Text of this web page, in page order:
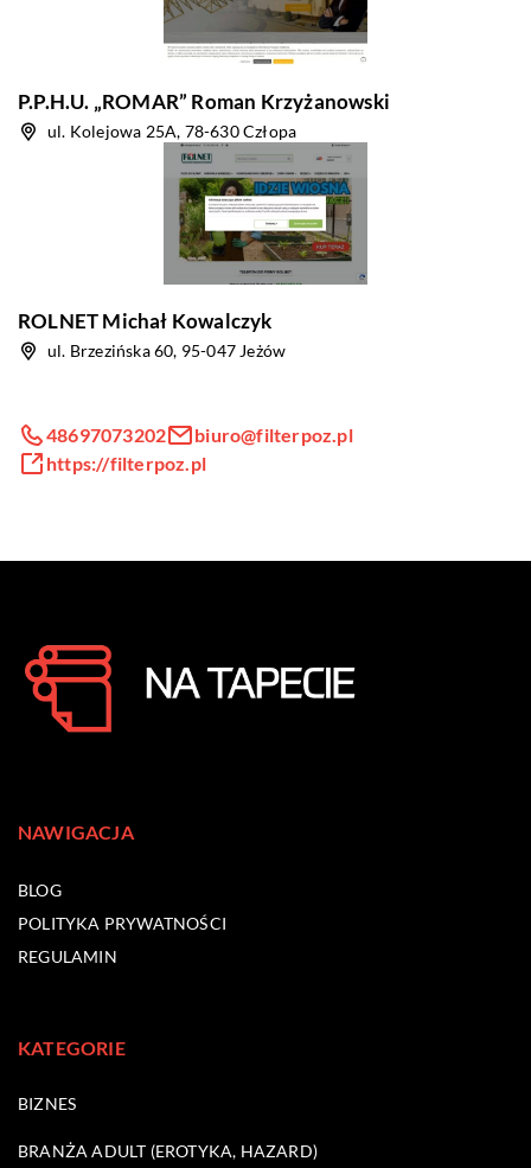
P.P.H.U. „ROMAR” Roman Krzyżanowski
ul. Kolejowa 25A, 78-630 Człopa
ROLNET Michał Kowalczyk
ul. Brzezińska 60, 95-047 Jeżów
48697073202
biuro@filterpoz.pl
https://filterpoz.pl
NAWIGACJA
BLOG
POLITYKA PRYWATNOŚCI
REGULAMIN
KATEGORIE
BIZNES
BRANŻA ADULT (EROTYKA, HAZARD)